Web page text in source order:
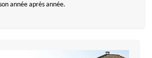
année après année.